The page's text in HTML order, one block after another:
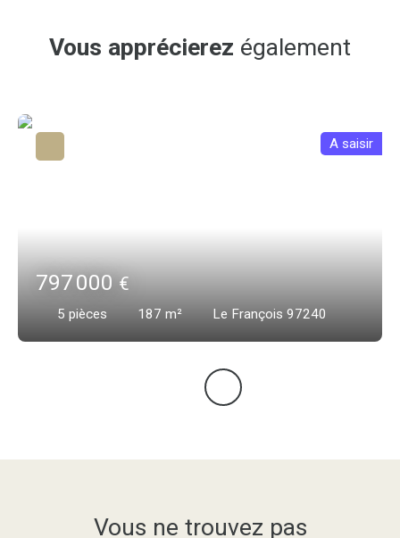
Vous apprécierez également
797 000€
5 pièces 187 m² Le François 97240
A saisir
Vous ne trouvez pas